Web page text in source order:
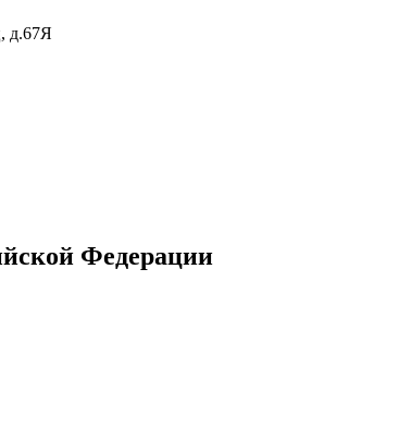
д.67Я
Федерации